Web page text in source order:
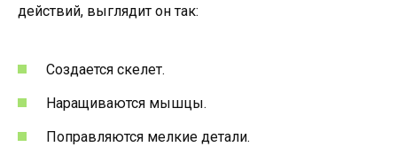
действий, выглядит он так:
Создается скелет.
Наращиваются мышцы.
Поправляются мелкие детали.